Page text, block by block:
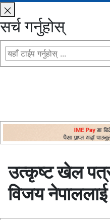
सर्च गर्नुहोस्
उत्कृष्ट खेल
विजय नेपाललाई